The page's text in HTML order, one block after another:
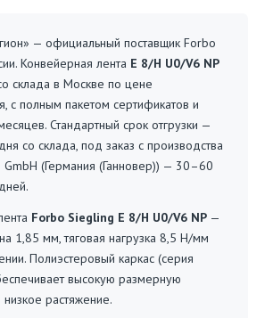
— официальный поставщик Forbo
Конвейерная лента E 8/H U0/V6 NP
склада в Москве по цене
с полным пакетом сертификатов и
Стандартный срок отгрузки —
со склада, под заказ с производства
(Германия (Ганновер)) — 30–60
Forbo Siegling E 8/H U0/V6 NP —
1,85 мм, тяговая нагрузка 8,5 Н/мм
Полиэстеровый каркас (серия
высокую размерную
низкое растяжение.